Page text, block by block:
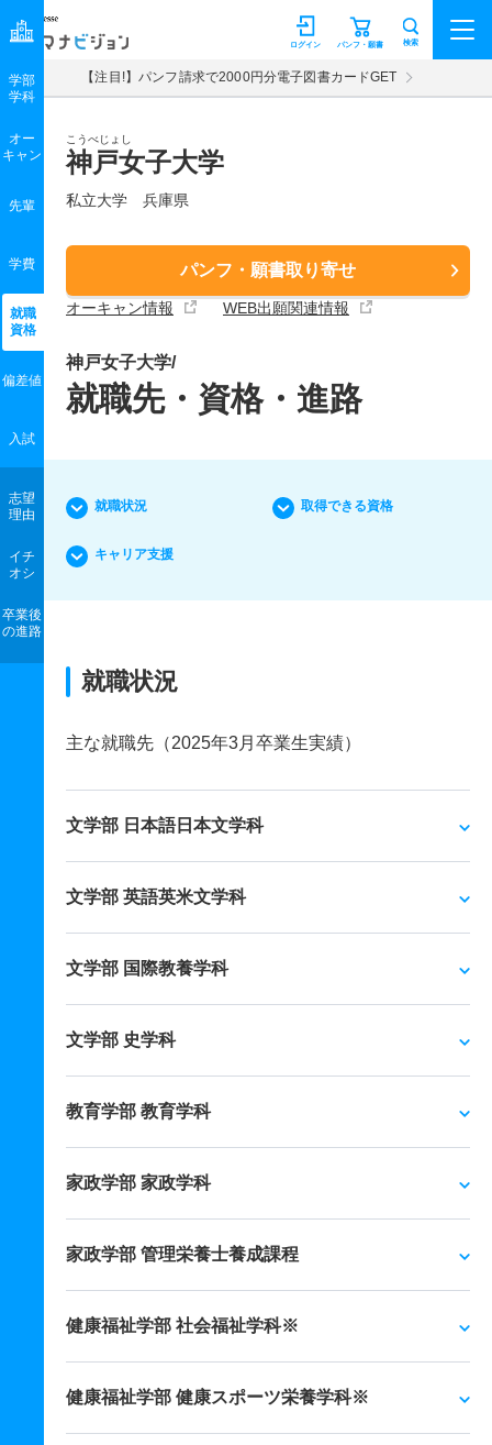
マナビジョン パンフ・願書
ログイン 検索
【注目!】パンフ請求で2000円分電子図書カードGET
こうべじょし
神戸女子大学
私立大学 兵庫県
パンフ・願書取り寄せ
オーキャン情報 WEB出願関連情報
学部
学科
オー
キャン
先輩
学費
就職
資格
偏差値
入試
志望
理由
イチ
オシ
卒業後
の進路
神戸女子大学/
就職先・資格・進路
就職状況 取得できる資格
キャリア支援
就職状況
主な就職先（2025年3月卒業生実績）
文学部 日本語日本文学科
文学部 英語英米文学科
文学部 国際教養学科
文学部 史学科
教育学部 教育学科
家政学部 家政学科
家政学部 管理栄養士養成課程
健康福祉学部 社会福祉学科※
健康福祉学部 健康スポーツ栄養学科※